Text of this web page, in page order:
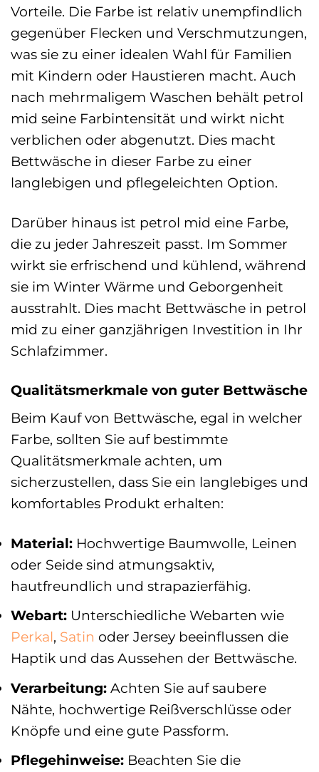
Vorteile. Die Farbe ist relativ unempfindlich
gegenüber Flecken und Verschmutzungen,
was sie zu einer idealen Wahl für Familien
mit Kindern oder Haustieren macht. Auch
nach mehrmaligem Waschen behält petrol
mid seine Farbintensität und wirkt nicht
verblichen oder abgenutzt. Dies macht
Bettwäsche in dieser Farbe zu einer
langlebigen und pflegeleichten Option.
Darüber hinaus ist petrol mid eine Farbe,
die zu jeder Jahreszeit passt. Im Sommer
wirkt sie erfrischend und kühlend, während
sie im Winter Wärme und Geborgenheit
ausstrahlt. Dies macht Bettwäsche in petrol
mid zu einer ganzjährigen Investition in Ihr
Schlafzimmer.
Qualitätsmerkmale von guter Bettwäsche
Beim Kauf von Bettwäsche, egal in welcher
Farbe, sollten Sie auf bestimmte
Qualitätsmerkmale achten, um
sicherzustellen, dass Sie ein langlebiges und
komfortables Produkt erhalten:
Material: Hochwertige Baumwolle, Leinen
oder Seide sind atmungsaktiv,
hautfreundlich und strapazierfähig.
Webart: Unterschiedliche Webarten wie
Perkal, Satin oder Jersey beeinflussen die
Haptik und das Aussehen der Bettwäsche.
Verarbeitung: Achten Sie auf saubere
Nähte, hochwertige Reißverschlüsse oder
Knöpfe und eine gute Passform.
Pflegehinweise: Beachten Sie die